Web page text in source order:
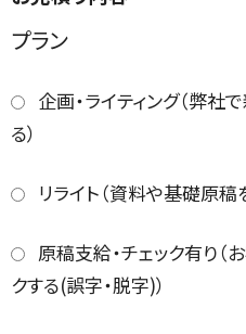
プラン
企画・ライティング（弊社
る）
リライト（資料や基礎原稿
原稿支給・チェック有り
クする(誤字・脱字)）